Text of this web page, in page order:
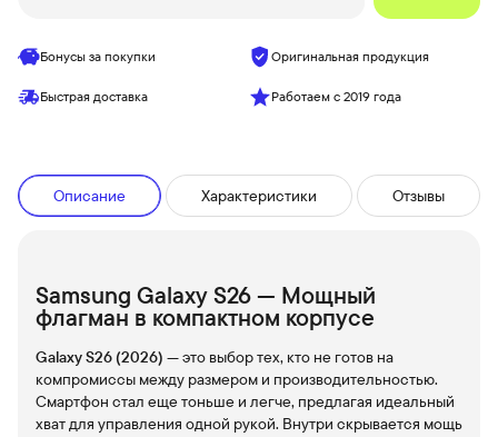
Бонусы за покупки Оригинальная продукция
Быстрая доставка Работаем с 2019 года
Описание Характеристики Отзывы
Samsung Galaxy S26 — Мощный
флагман в компактном корпусе
Galaxy S26 (2026) — это выбор тех, кто не готов на
компромиссы между размером и производительностью.
Смартфон стал еще тоньше и легче, предлагая идеальный
хват для управления одной рукой. Внутри скрывается мощь